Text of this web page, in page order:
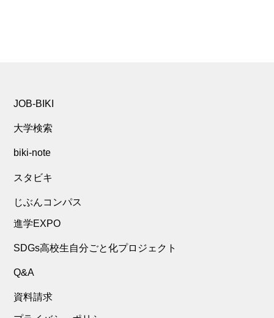
JOB-BIKI
大学検索
biki-note
スタビキ
じぶんコンパス
進学EXPO
SDGs高校生自分ごと化プロジェクト
Q&A
資料請求